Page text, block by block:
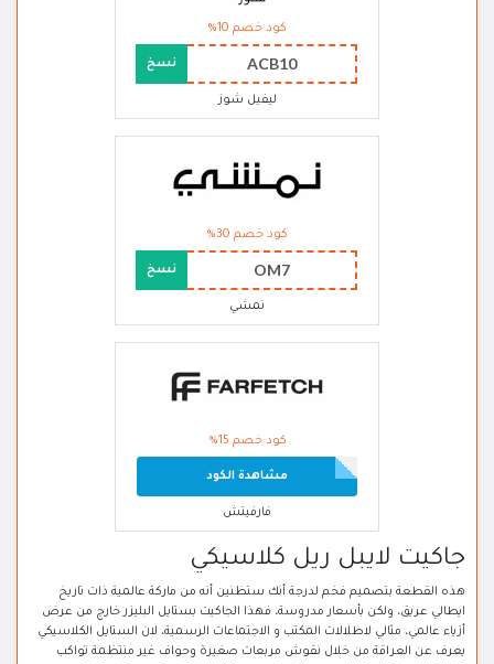
كود خصم 10%
ACB10 نسخ
ليفيل شوز
كود خصم 30%
OM7 نسخ
نمشي
كود خصم 15%
مشاهدة الكود
فارفيتش
جاكيت لايبل ريل كلاسيكي
هذه القطعة بتصميم فخم لدرجة أنك ستظنين أنه من ماركة عالمية ذات تاريخ
ايطالي عريق، ولكن بأسعار مدروسة، فهذا الجاكيت بستايل البليزر خارج من عرض
أزياء عالمي، مثالي لاطلالات المكتب و الاجتماعات الرسمية، لان الستايل الكلاسيكي
يعرف عن العراقة من خلال نقوش مربعات صغيرة وحواف غير منتظمة تواكب